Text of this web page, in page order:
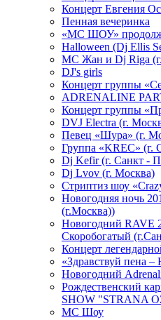
Концерт Евгения
Пенная вечеринка
«МС ШОУ»
Halloween (Dj Ellis
МС Жан и Dj Riga
DJ's girls
Концерт группы
ADRENALINE
Концерт группы
DVJ Electra (г.
Певец «Шура» (г.
Группа «KREC» (г.
Dj Kefir (г. Санкт -
Dj Lvov (г. Москва)
Стриптиз шоу
Новогодняя ночь
(г.Москва))
Новогодний RAVE
Скоробогатый
Концерт
«Здравствуй пена
Новогодний
Рождественский
SHOW "STRANA
MC Шоу